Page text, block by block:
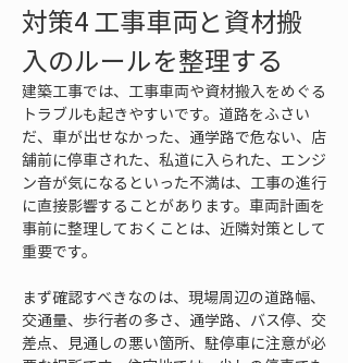
対策4 工事車両と資材搬
入のルールを整理する
建築工事では、工事車両や資材搬入をめぐる
トラブルも起きやすいです。道路をふさい
だ、車が出せなかった、通学路で危ない、店
舗前に停車された、私道に入られた、エンジ
ン音が気になるといった不満は、工事の進行
に直接影響することがあります。車両計画を
事前に整理しておくことは、近隣対策として
重要です。
まず確認すべきなのは、現場周辺の道路幅、
交通量、歩行者の多さ、通学路、バス停、交
差点、見通しの悪い箇所、駐停車に注意が必